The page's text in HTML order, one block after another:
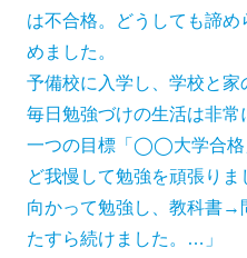
は不合格。どうしても諦
めました。
予備校に入学し、学校と家
毎日勉強づけの生活は非
一つの目標「◯◯大学合格
ど我慢して勉強を頑張り
向かって勉強し、教科書
たすら続けました。…」